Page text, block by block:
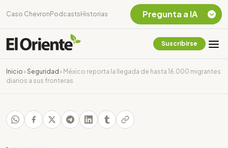
Caso Chevron Podcasts Historias
Suscribirse
Inicio › Seguridad › México reporta la llegada de hasta 16.000 migrantes
diarios a sus fronteras
Pregunta a IA
Chevron Ecuador